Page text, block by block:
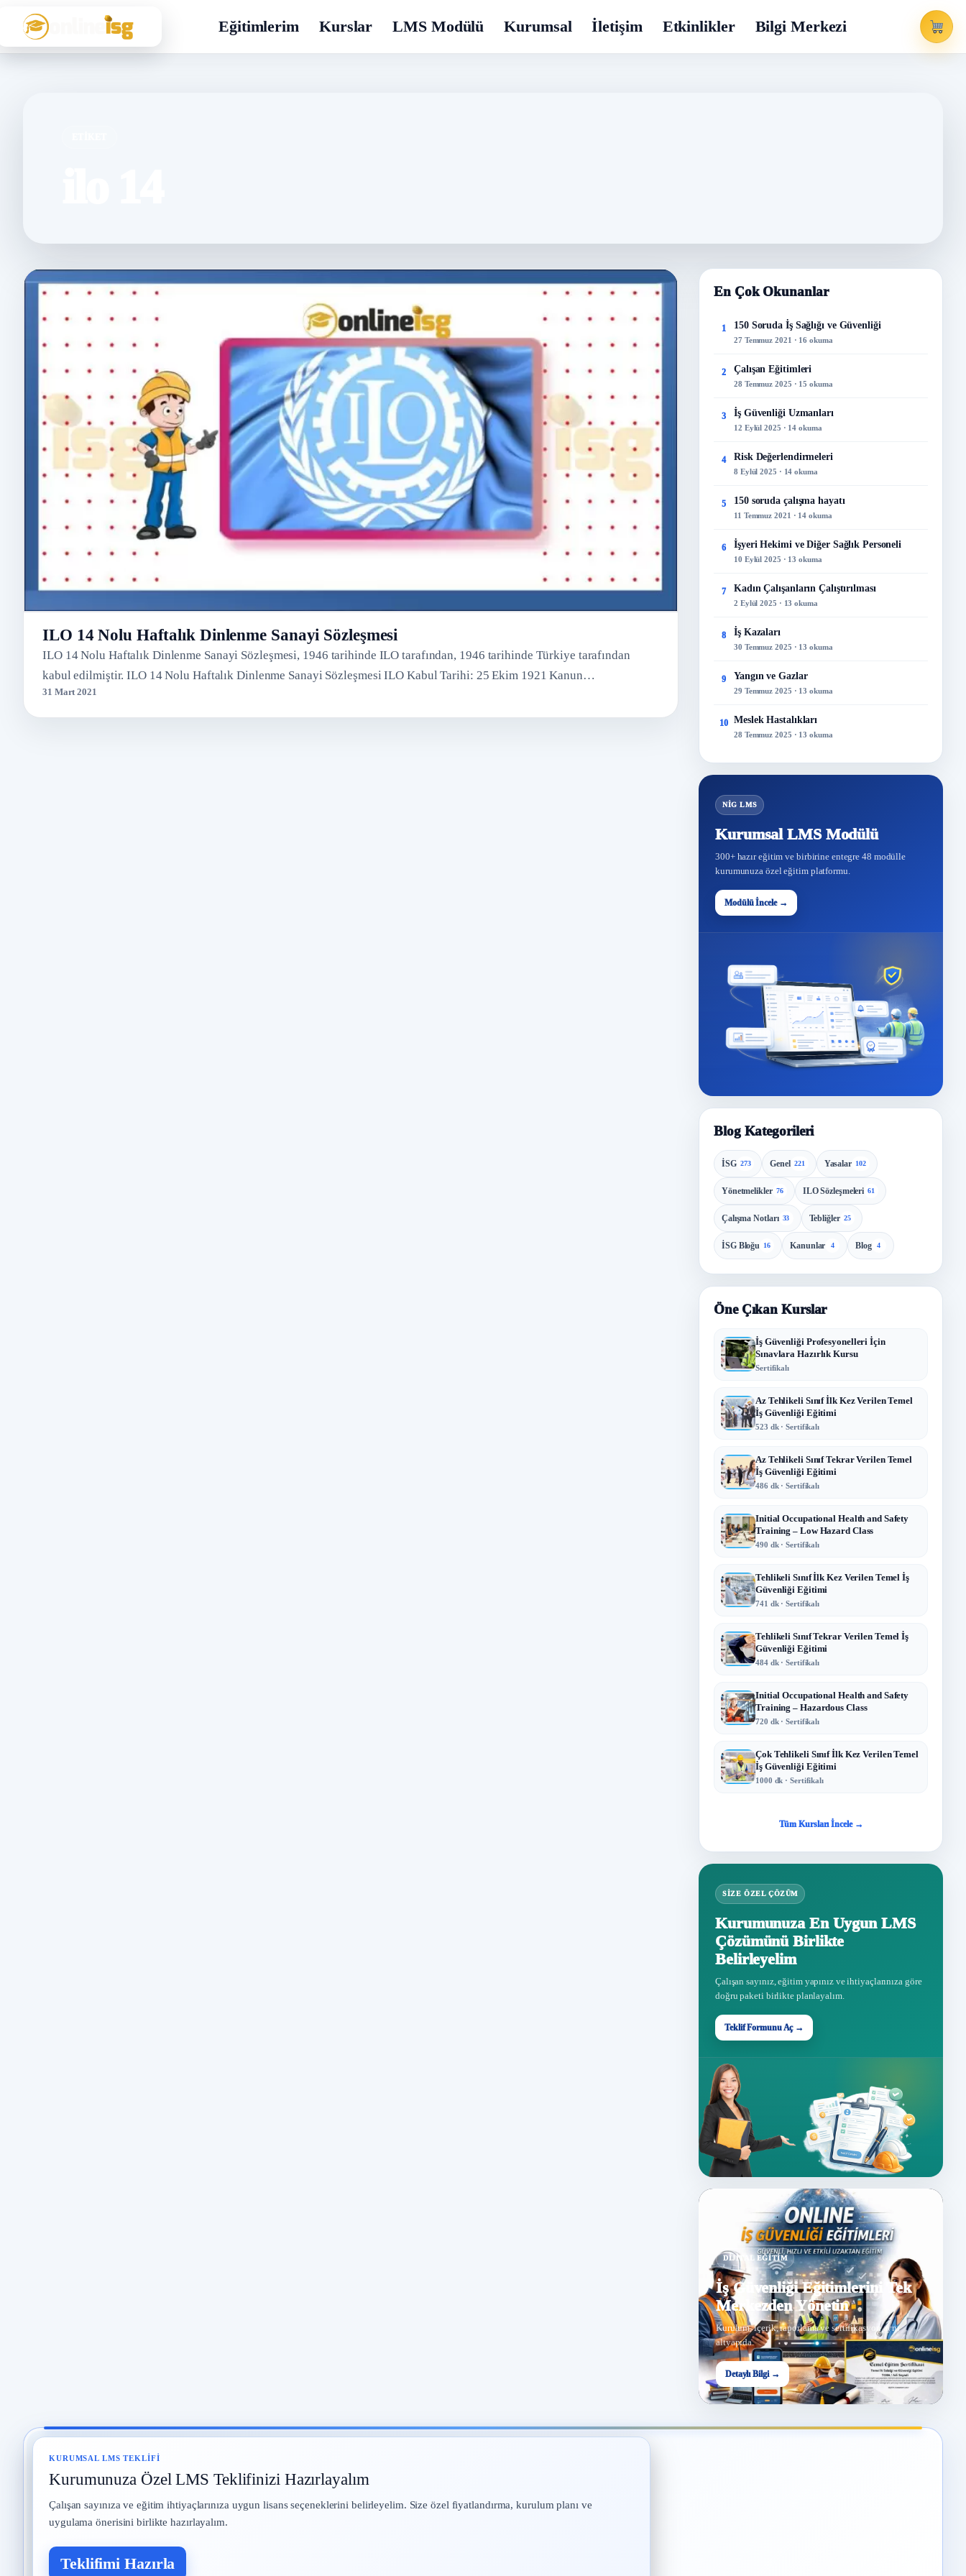
Eğitimlerim Kurslar LMS Modülü Kurumsal İletişim Etkinlikler Bilgi Merkezi
ILO 14 Nolu Haftalık Dinlenme Sanayi Sözleşmesi
ILO 14 Nolu Haftalık Dinlenme Sanayi Sözleşmesi, 1946 tarihinde ILO tarafından, 1946 tarihinde Türkiye tarafından
kabul edilmiştir. ILO 14 Nolu Haftalık Dinlenme Sanayi Sözleşmesi ILO Kabul Tarihi: 25 Ekim 1921 Kanun…
31 Mart 2021
En Çok Okunanlar
1 150 Soruda İş Sağlığı ve Güvenliği
27 Temmuz 2021 · 16 okuma
2 Çalışan Eğitimleri
28 Temmuz 2025 · 15 okuma
3 İş Güvenliği Uzmanları
12 Eylül 2025 · 14 okuma
4 Risk Değerlendirmeleri
8 Eylül 2025 · 14 okuma
5 150 soruda çalışma hayatı
11 Temmuz 2021 · 14 okuma
6 İşyeri Hekimi ve Diğer Sağlık Personeli
10 Eylül 2025 · 13 okuma
7 Kadın Çalışanların Çalıştırılması
2 Eylül 2025 · 13 okuma
8 İş Kazaları
30 Temmuz 2025 · 13 okuma
9 Yangın ve Gazlar
29 Temmuz 2025 · 13 okuma
10 Meslek Hastalıkları
28 Temmuz 2025 · 13 okuma
NİG LMS
Kurumsal LMS Modülü
300+ hazır eğitim ve birbirine entegre 48 modülle
kurumunuza özel eğitim platformu.
Modülü İncele →
Blog Kategorileri
İSG 273 Genel 221 Yasalar 102
Yönetmelikler 76 ILO Sözleşmeleri 61
Çalışma Notları 33 Tebliğler 25
İSG Bloğu 16 Kanunlar 4 Blog 4
Öne Çıkan Kurslar
İş Güvenliği Profesyonelleri İçin
Sınavlara Hazırlık Kursu
Sertifikalı
Az Tehlikeli Sınıf İlk Kez Verilen Temel
İş Güvenliği Eğitimi
523 dk · Sertifikalı
Az Tehlikeli Sınıf Tekrar Verilen Temel
İş Güvenliği Eğitimi
486 dk · Sertifikalı
Initial Occupational Health and Safety
Training – Low Hazard Class
490 dk · Sertifikalı
Tehlikeli Sınıf İlk Kez Verilen Temel İş
Güvenliği Eğitimi
741 dk · Sertifikalı
Tehlikeli Sınıf Tekrar Verilen Temel İş
Güvenliği Eğitimi
484 dk · Sertifikalı
Initial Occupational Health and Safety
Training – Hazardous Class
720 dk · Sertifikalı
Çok Tehlikeli Sınıf İlk Kez Verilen Temel
İş Güvenliği Eğitimi
1000 dk · Sertifikalı
Tüm Kursları İncele →
SIZE ÖZEL ÇÖZÜM
Kurumunuza En Uygun LMS
Çözümünü Birlikte
Belirleyelim
Çalışan sayınız, eğitim yapınız ve ihtiyaçlarınıza göre
doğru paketi birlikte planlayalım.
Teklif Formunu Aç →
DIJITAL EĞITIM
İş Güvenliği Eğitimlerini Tek
Merkezden Yönetin
Kurulum, içerik, raporlama ve sertifikasyon aynı
altyapıda.
Detaylı Bilgi →
KURUMSAL LMS TEKLIFI
Kurumunuza Özel LMS Teklifinizi Hazırlayalım
Çalışan sayınıza ve eğitim ihtiyaçlarınıza uygun lisans seçeneklerini belirleyelim. Size özel fiyatlandırma, kurulum planı ve
uygulama önerisini birlikte hazırlayalım.
Teklifimi Hazırla